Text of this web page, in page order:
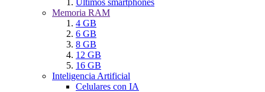
Memoria RAM
4 GB
6 GB
8 GB
12 GB
16 GB
Inteligencia Artificial
Celulares con IA